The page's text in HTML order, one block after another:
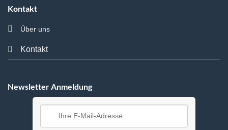
Kontakt
Über uns
Kontakt
Newsletter Anmeldung